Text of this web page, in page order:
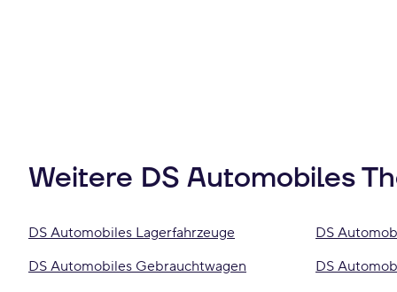
Weitere DS Automobiles
DS Automobiles Lagerfahrzeuge DS
DS Automobiles Gebrauchtwagen
DS